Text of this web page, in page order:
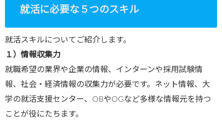
就活に必要な５つのスキル
就活スキルについてご紹介します。
１）情報収集力
就職希望の業界や企業の情報、インターンや採用試験情
報、社会・経済情報の収集力が必要です。ネット情報、大
学の就活支援センター、OBやOGなど多様な情報元を持つ
ことが役にたちます。